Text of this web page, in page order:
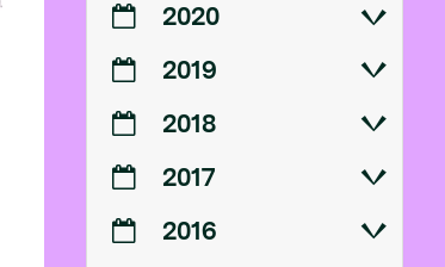
2020
2019
2018
2017
2016